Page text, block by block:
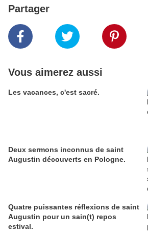
Partager
Vous aimerez aussi
Les vacances, c'est sacré.
Deux sermons inconnus de saint
Augustin découverts en Pologne.
Quatre puissantes réflexions de saint
Augustin pour un sain(t) repos
estival.